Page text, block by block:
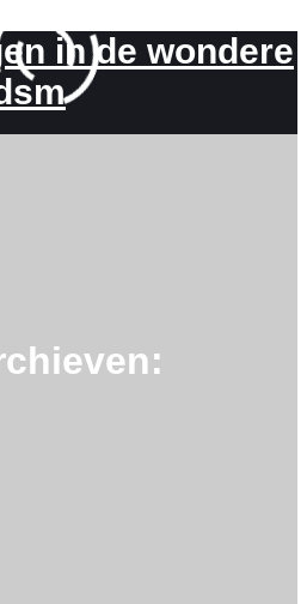
in de wondere